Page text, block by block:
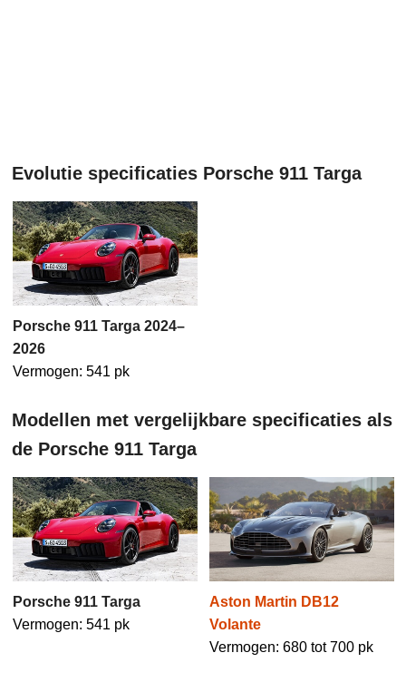
Evolutie specificaties Porsche 911 Targa
Porsche 911 Targa 2024–
2026
Vermogen: 541 pk
Modellen met vergelijkbare specificaties als
de Porsche 911 Targa
Porsche 911 Targa
Vermogen: 541 pk
Aston Martin DB12
Volante
Vermogen: 680 tot 700 pk